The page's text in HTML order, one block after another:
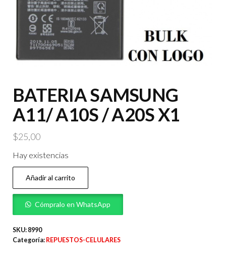
BATERIA SAMSUNG
A11/ A10S / A20S X1
$25,00
Hay existencias
BATERIA
SAMSUNG
A11/
A10S
/
A20S
Añadir al carrito
Cómpralo en WhatsApp
SKU: 8990
Categoría: REPUESTOS-CELULARES